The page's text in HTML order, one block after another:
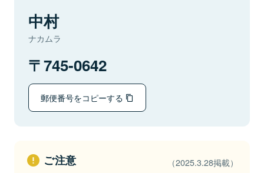
中村
ナカムラ
745-0642
郵便番号をコピーする
ご注意 （2025.3.28掲載）